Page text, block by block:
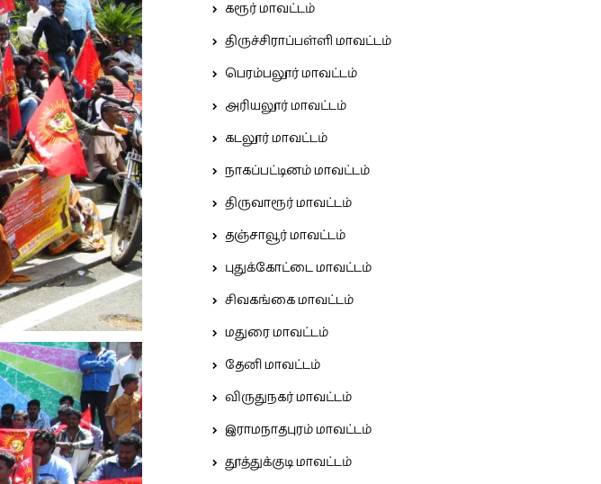
கரூர் மாவட்டம்
திருச்சிராப்பள்ளி மாவட்டம்
பெரம்பலூர் மாவட்டம்
அரியலூர் மாவட்டம்
கடலூர் மாவட்டம்
நாகப்பட்டினம் மாவட்டம்
திருவாரூர் மாவட்டம்
தஞ்சாவூர் மாவட்டம்
புதுக்கோட்டை மாவட்டம்
சிவகங்கை மாவட்டம்
மதுரை மாவட்டம்
தேனி மாவட்டம்
விருதுநகர் மாவட்டம்
இராமநாதபுரம் மாவட்டம்
தூத்துக்குடி மாவட்டம்